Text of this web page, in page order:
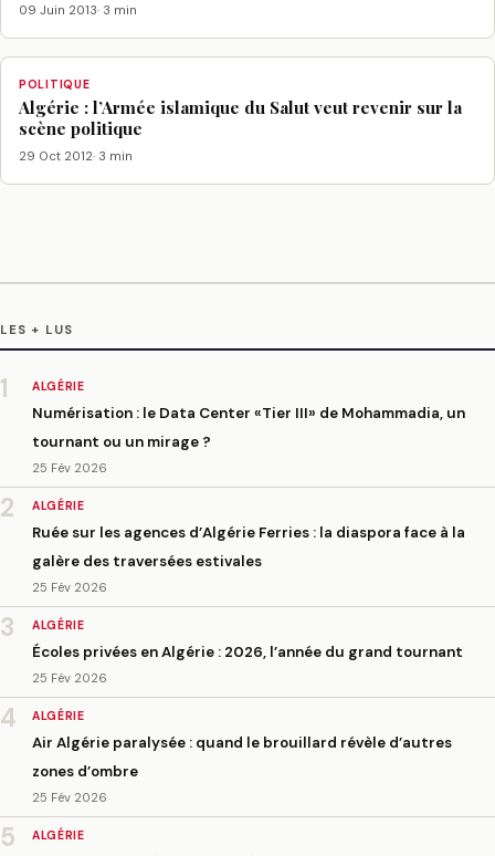
09 Juin 2013· 3 min
POLITIQUE
Algérie : l’Armée islamique du Salut veut revenir sur la
scène politique
29 Oct 2012· 3 min
LES + LUS
1 ALGÉRIE
Numérisation : le Data Center «Tier III» de Mohammadia, un
tournant ou un mirage ?
25 Fév 2026
2 ALGÉRIE
Ruée sur les agences d’Algérie Ferries : la diaspora face à la
galère des traversées estivales
25 Fév 2026
3 ALGÉRIE
Écoles privées en Algérie : 2026, l’année du grand tournant
25 Fév 2026
4 ALGÉRIE
Air Algérie paralysée : quand le brouillard révèle d’autres
zones d’ombre
25 Fév 2026
5 ALGÉRIE